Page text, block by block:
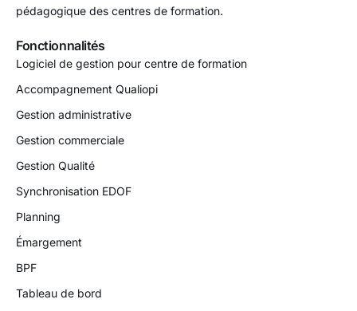
pédagogique des centres de formation.
Fonctionnalités
Logiciel de gestion pour centre de formation
Accompagnement Qualiopi
Gestion administrative
Gestion commerciale
Gestion Qualité
Synchronisation EDOF
Planning
Émargement
BPF
Tableau de bord